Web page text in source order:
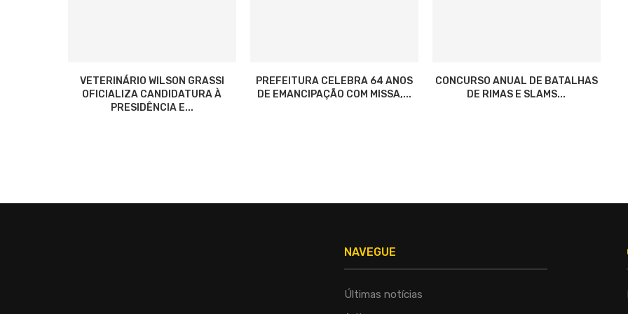
VETERINÁRIO WILSON GRASSI
OFICIALIZA CANDIDATURA À
PRESIDÊNCIA E...
PREFEITURA CELEBRA 64 ANOS
DE EMANCIPAÇÃO COM MISSA,...
CONCURSO ANUAL DE BATALHAS
DE RIMAS E SLAMS...
NAVEGUE
Últimas notícias